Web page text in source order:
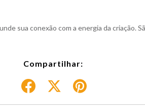
sua conexão com a energia da criação.
Compartilhar: